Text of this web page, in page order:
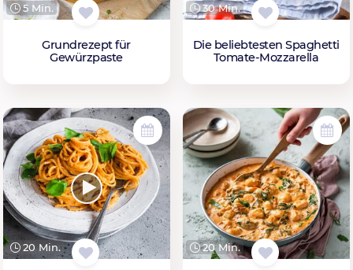
5 Min.
Grundrezept für
Gewürzpaste
30 Min.
Die beliebtesten Spaghetti
Tomate-Mozzarella
20 Min. 20 Min.